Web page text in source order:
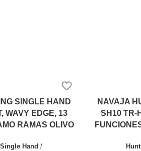
SINGLE HAND
WAVY EDGE, 13
RAMAS OLIVO
Hand /
NAVAJA
SH10 TR-